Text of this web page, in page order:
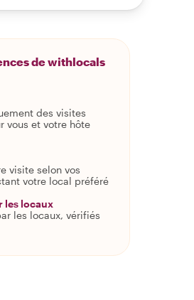
de withlocals
des visites
vous et votre hôte
visite selon vos
votre local préféré
les locaux
les locaux, vérifiés